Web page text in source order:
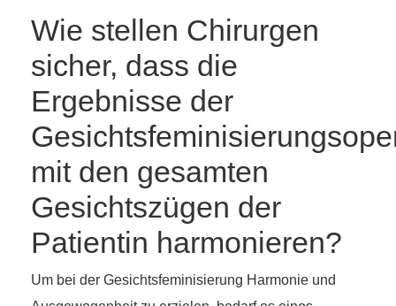
Wie stellen Chirurgen
sicher, dass die
Ergebnisse der
mit den gesamten
Gesichtszügen der
Patientin harmonieren?
Um bei der Gesichtsfeminisierung Harmonie und